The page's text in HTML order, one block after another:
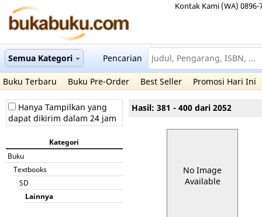
Kontak Kami (WA) 0896-
Semua Kategori Pencarian
Buku Terbaru Buku Pre-Order Best Seller Promosi Hari Ini
Hanya Tampilkan yang
dapat dikirim dalam 24 jam
Kategori
Buku
Textbooks
SD
Lainnya
Hasil: 381 - 400 dari 2052
No Image
Available